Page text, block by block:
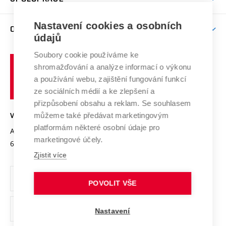
E-přihláška
Závěrečné práce
Doktorské studium
Studium bez bariér
Podpora podnikání
Mezinárodní vědecká rada
Systém zajišťování kvality výzkumu
Výzkumné infrastruktury
Transfer znalostí
Open Science
Projekty
Projekty ze strukturálních fondů
Specifický výzkum
Firemní spolupráce
Zahraniční spolupráce
Spolupráce se školami
Mezinárodní dohody
Univerzitní sítě
O UNIVERZITĚ
Profil univerzity
Udržitelná univerzita
Podnikavá univerzita / ContriBUTe
Bezpečná univerzita
Vyznamenání
Organizační struktura
Ochrana osobních údajů
odkaz)
učení
technické
Brně
VYSOKÉ UČENÍ TECHNICKÉ V BRNĚ
Antonínská 548/1
602 00 Brno
www.vut.cz
vut@vutbr.cz
Nastavení cookies a osobních
údajů
Soubory cookie používáme ke
shromažďování a analýze informací o výkonu
a používání webu, zajištění fungování funkcí
ze sociálních médií a ke zlepšení a
přizpůsobení obsahu a reklam. Se souhlasem
můžeme také předávat marketingovým
platformám některé osobní údaje pro
marketingové účely.
Zjistit více
POVOLIT VŠE
Nastavení